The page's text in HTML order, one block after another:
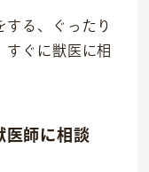
る、ぐったり
すぐに獣医に相
医師に相談